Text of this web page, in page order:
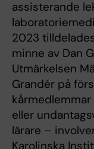
assisterande
2023
minne av Dan
Utmärkelsen
Grandér på
eller
lärare –
Karolinska